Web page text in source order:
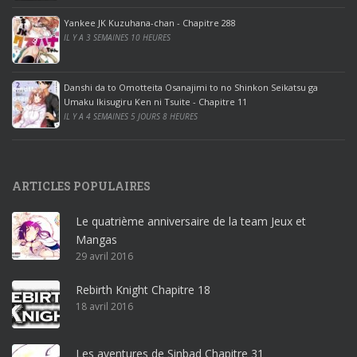
o
ff
i
c
e
2
0
1
r
o
ff
i
c
e
3
Yankee JK Kuzuhana-chan - Chapitre 288
IL Y A 3 SEMAINES 10 HEURES
Danshi da to Omotteita Osanajimi to no Shinkon Seikatsu ga
Umaku Ikisugiru Ken ni Tsuite - Chapitre 11
IL Y A 4 SEMAINES 5 JOURS 8 HEURES
ARTICLES POPULAIRES
Le quatrième anniversaire de la team Jeux et
Mangas
29 avril 2016
Rebirth Knight Chapitre 18
18 avril 2016
Les aventures de Sinbad Chapitre 31